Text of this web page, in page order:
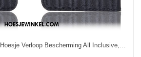
Samsung Galaxy S41 Hoesje Verloop Bescherming All Inclusive, Samsung Galaxy S41 Hoesje Ster Anti-fall